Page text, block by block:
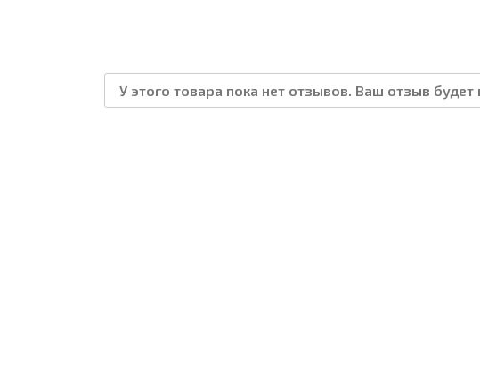
У этого товара пока нет отзывов. Ваш отзыв